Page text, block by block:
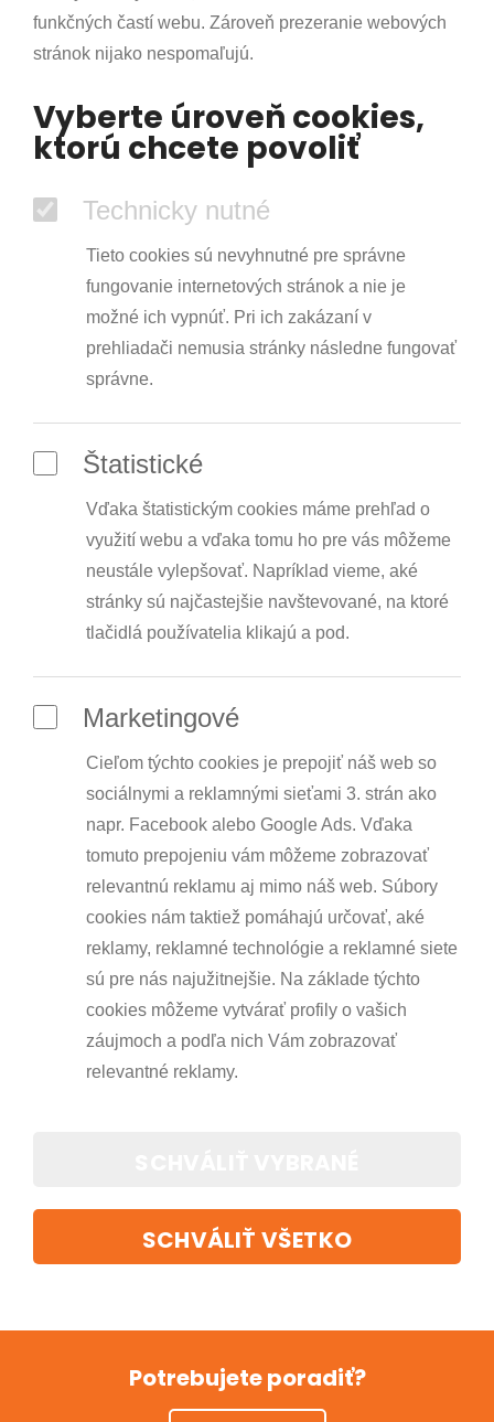
funkčných častí webu. Zároveň prezeranie webových
stránok nijako nespomaľujú.
Vyberte úroveň cookies,
ktorú chcete povoliť
Technicky nutné
Tieto cookies sú nevyhnutné pre správne
fungovanie internetových stránok a nie je
možné ich vypnúť. Pri ich zakázaní v
prehliadači nemusia stránky následne fungovať
správne.
Štatistické
Vďaka štatistickým cookies máme prehľad o
využití webu a vďaka tomu ho pre vás môžeme
neustále vylepšovať. Napríklad vieme, aké
stránky sú najčastejšie navštevované, na ktoré
tlačidlá používatelia klikajú a pod.
Marketingové
Cieľom týchto cookies je prepojiť náš web so
sociálnymi a reklamnými sieťami 3. strán ako
napr. Facebook alebo Google Ads. Vďaka
tomuto prepojeniu vám môžeme zobrazovať
relevantnú reklamu aj mimo náš web. Súbory
cookies nám taktiež pomáhajú určovať, aké
reklamy, reklamné technológie a reklamné siete
sú pre nás najužitnejšie. Na základe týchto
cookies môžeme vytvárať profily o vašich
záujmoch a podľa nich Vám zobrazovať
relevantné reklamy.
SCHVÁLIŤ VŠETKO
Potrebujete poradiť?